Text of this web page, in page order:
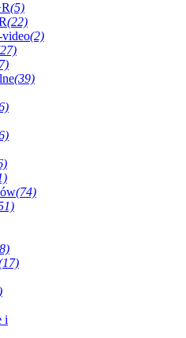
(5)
(22)
video(2)
(39)
(74)
i